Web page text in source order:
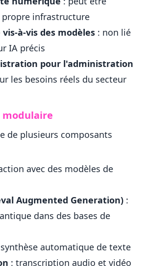
infrastructure
à-vis des modèles : non lié
IA précis
pour l'administration
les besoins réels du secteur
de plusieurs composants
avec des modèles de
Augmented Generation) :
dans des bases de
automatique de texte
: transcription audio et vidéo